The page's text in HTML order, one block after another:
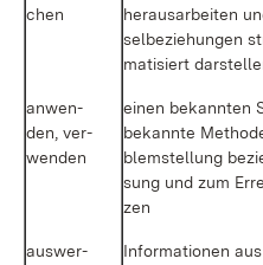
chen
her­aus­ar­bei­ten
sel­be­zie­hun­gen
ma­ti­siert
an­wen­
den, ver­
wen­den
ei­nen be­kann­ten
be­kann­te
blem­stel­lung
sung und zum
zen
aus­wer­
In­for­ma­tio­nen